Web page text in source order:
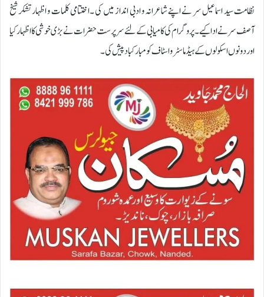
نظامت سید اسماعیل سر نے اپنے شاعرانہ و ادبی انداز میں کی ۔اختتامی کلمات و اظہار تشکر شیخ
آصف سر نے ادا کیے۔ پروگرام کی کامیابی کے لئے سرپرست حضرات نے بڑی خوشی کا اظہار کیا
اور دونوں اسکولوں کے ہیڈ ماسٹر و اسٹاف کو مبارکباد پیش کی۔